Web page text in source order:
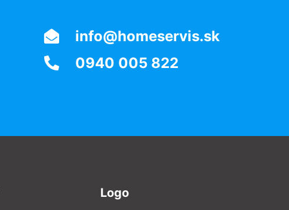
info@homeservis.sk
0940 005 822
Logo